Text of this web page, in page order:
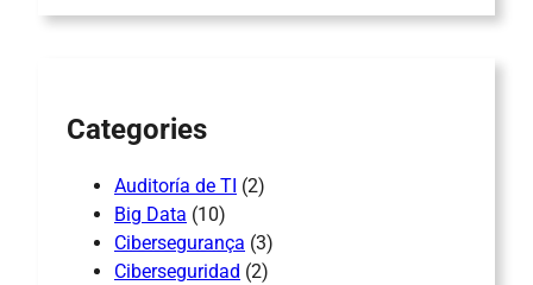
Categories
Auditoría de TI (2)
Big Data (10)
Cibersegurança (3)
Ciberseguridad (2)